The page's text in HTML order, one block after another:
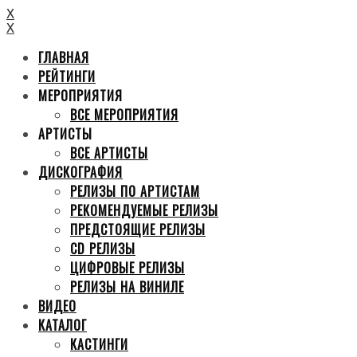
X
X
ГЛАВНАЯ
РЕЙТИНГИ
МЕРОПРИЯТИЯ
ВСЕ МЕРОПРИЯТИЯ
АРТИСТЫ
ВСЕ АРТИСТЫ
ДИСКОГРАФИЯ
РЕЛИЗЫ ПО АРТИСТАМ
РЕКОМЕНДУЕМЫЕ РЕЛИЗЫ
ПРЕДСТОЯЩИЕ РЕЛИЗЫ
CD РЕЛИЗЫ
ЦИФРОВЫЕ РЕЛИЗЫ
РЕЛИЗЫ НА ВИНИЛЕ
ВИДЕО
КАТАЛОГ
КАСТИНГИ